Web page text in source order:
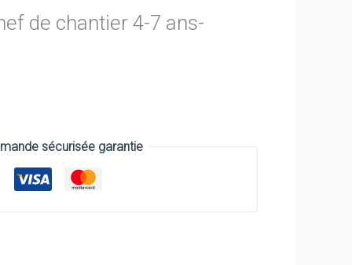
de chantier 4-7 ans-
sécurisée garantie